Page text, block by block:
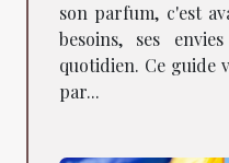
son parfum, c'est
besoins, ses
quotidien. Ce guide
par...